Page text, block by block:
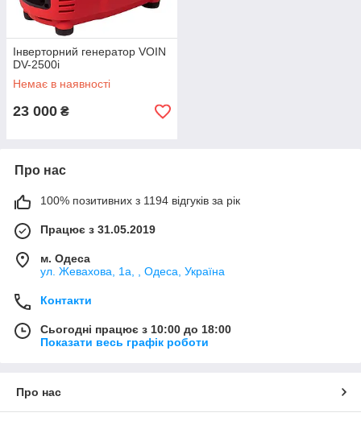
Інверторний генератор VOIN
DV-2500i
Немає в наявності
23 000 ₴
Про нас
100% позитивних з 1194 відгуків за рік
Працює з 31.05.2019
м. Одеса
ул. Жевахова, 1a, , Одеса, Україна
Контакти
Сьогодні працює з 10:00 до 18:00
Показати весь графік роботи
Про нас